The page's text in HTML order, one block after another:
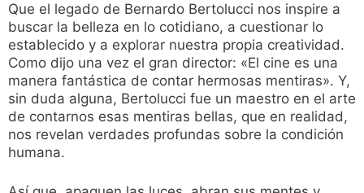
Que el legado de Bernardo Bertolucci nos inspire a
buscar la belleza en lo cotidiano, a cuestionar lo
establecido y a explorar nuestra propia creatividad.
Como dijo una vez el gran director: «El cine es una
manera fantástica de contar hermosas mentiras». Y,
sin duda alguna, Bertolucci fue un maestro en el arte
de contarnos esas mentiras bellas, que en realidad,
nos revelan verdades profundas sobre la condición
humana.